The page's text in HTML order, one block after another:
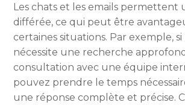
Les chats et les emails permettent
différée, ce qui peut être
certaines situations. Par exemple,
nécessite une recherche
consultation avec une équipe
pouvez prendre le temps
une réponse complète et précise.